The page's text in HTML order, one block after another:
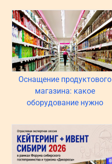
Оснащение продуктового
магазина: какое
оборудование нужно